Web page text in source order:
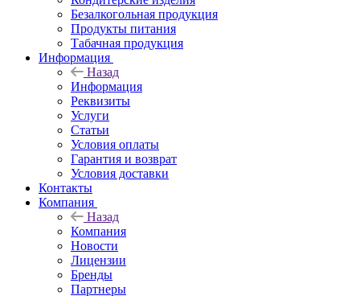
Безалкогольная продукция
Продукты питания
Табачная продукция
Информация
Назад
Информация
Реквизиты
Услуги
Статьи
Условия оплаты
Гарантия и возврат
Условия доставки
Контакты
Компания
Назад
Компания
Новости
Лицензии
Бренды
Партнеры